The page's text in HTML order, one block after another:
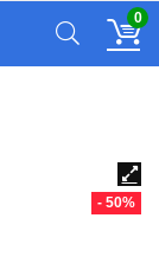
0
- 50%